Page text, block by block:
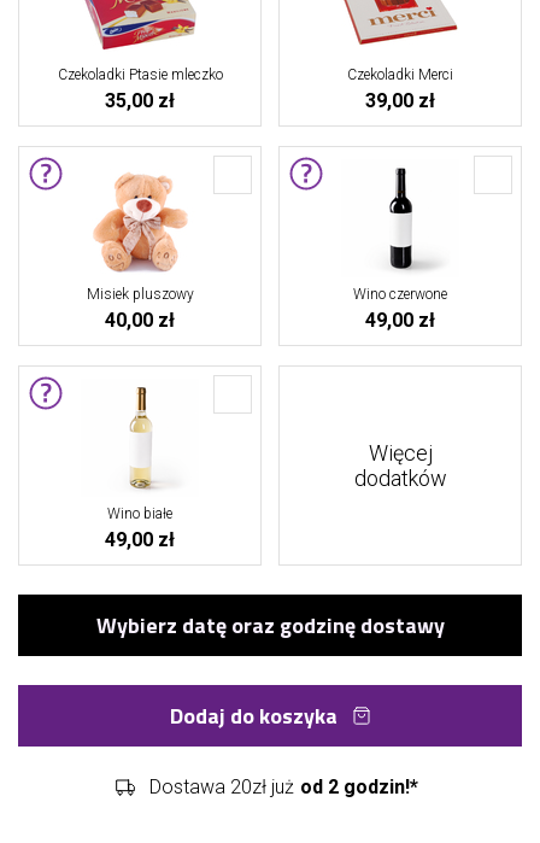
Czekoladki Ptasie mleczko
35,00 zł
Czekoladki Merci
39,00 zł
Misiek pluszowy
40,00 zł
Wino czerwone
49,00 zł
Wino białe
49,00 zł
Więcej
dodatków
Dodaj do koszyka
Dostawa 20zł już od 2 godzin!*